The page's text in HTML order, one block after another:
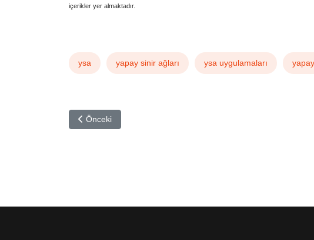
içerikler yer almaktadır.
ysa yapay sinir ağları ysa uygulamaları
Önceki makale: Yapay Sinir Ağı Nedir?
Önceki